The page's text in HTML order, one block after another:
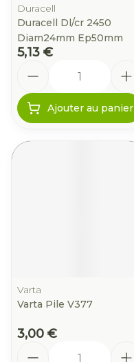
Duracell
Duracell Dl/cr 2450
Diam24mm Ep50mm
5,13 €
Ajouter au panier
Varta
Varta Pile V377
3,00 €